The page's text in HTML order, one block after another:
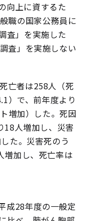
向上に資するた
職の国家公務員に
査」を実施した
査」を実施しない
亡者は258人（死
）で、前年度より
増加）した。死因
18人増加し、災害
た。災害死のう
増加し、死亡率は
成28年度の一般定